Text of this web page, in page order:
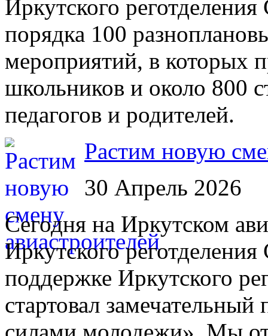
Иркутского
порядка 100
мероприятий, в которых
школьников и около 800
педагогов и родителей.
Растим новую
30 Апрель 2026
Сегодня на Иркутском
Иркутского
поддержке Иркутского
стартовал